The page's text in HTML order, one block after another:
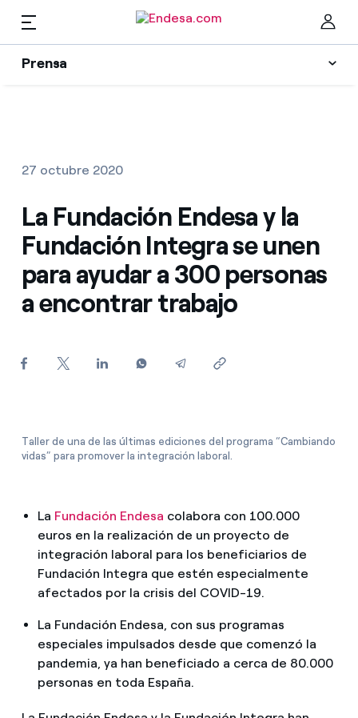
Prensa
Prensa
Encuentra la tarifa que más te conviene
Compara nuestras tarifas de empresa y ahorra
¿Cómo ver mis facturas de Endesa?
¿Has recibido una oferta para cambiar de
compañía?
¿Gestionas varias comunidades de propietarios?
Recursos
Colecciones
Contactos prensa
La cara e
ES
27 octubre 2020
La Fundación Endesa y la
Fundación Integra se unen
para ayudar a 300 personas
a encontrar trabajo
Taller de una de las últimas ediciones del programa “Cambiando
vidas” para promover la integración laboral.
La Fundación Endesa colabora con 100.000
euros en la realización de un proyecto de
integración laboral para los beneficiarios de
Fundación Integra que estén especialmente
afectados por la crisis del COVID-19.
La Fundación Endesa, con sus programas
especiales impulsados desde que comenzó la
pandemia, ya han beneficiado a cerca de 80.000
personas en toda España.